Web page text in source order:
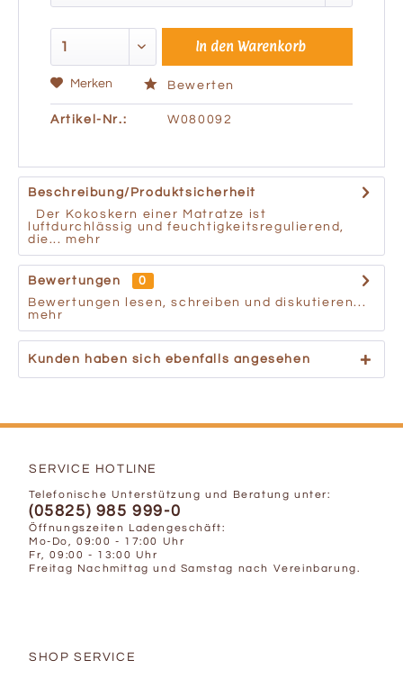
In den Warenkorb
Merken Bewerten
Artikel-Nr.: W080092
Beschreibung/Produktsicherheit
Der Kokoskern einer Matratze ist
luftdurchlässig und feuchtigkeitsregulierend,
die... mehr
Bewertungen
0
Bewertungen lesen, schreiben und diskutieren...
mehr
Kunden haben sich ebenfalls angesehen
SERVICE HOTLINE
Telefonische Unterstützung und Beratung unter:
(05825) 985 999-0
Öffnungszeiten Ladengeschäft:
Mo-Do, 09:00 - 17:00 Uhr
Fr, 09:00 - 13:00 Uhr
Freitag Nachmittag und Samstag nach Vereinbarung.
SHOP SERVICE